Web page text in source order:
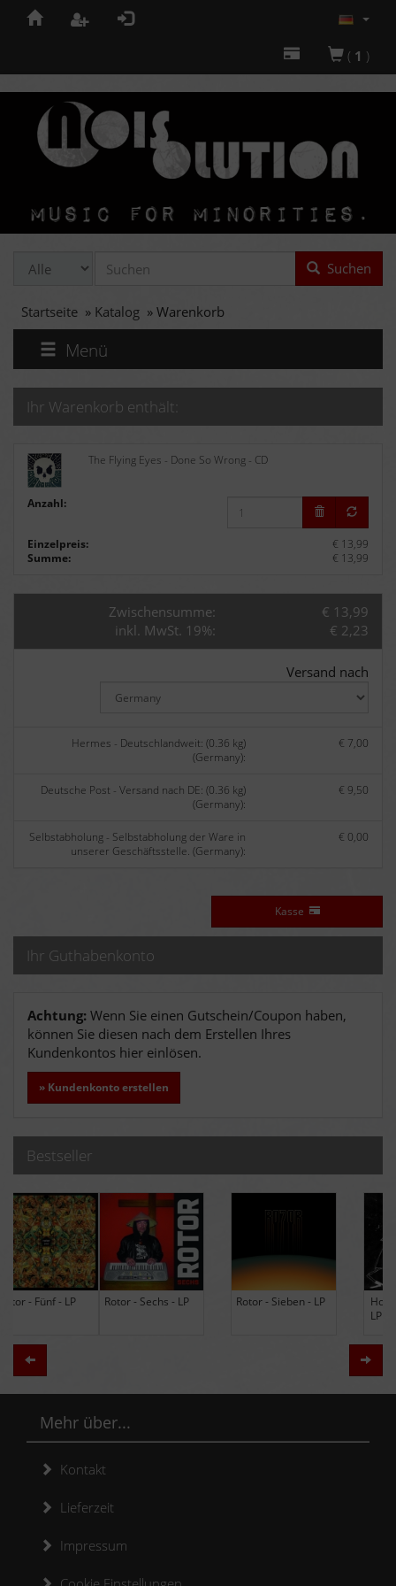
( 1 )
Suchen
Startseite » Katalog » Warenkorb
Menü
Ihr Warenkorb enthält:
The Flying Eyes - Done So Wrong - CD
Anzahl:
Einzelpreis:
€ 13,99
Summe:
€ 13,99
Zwischensumme:
€ 13,99
inkl. MwSt. 19%:
€ 2,23
Versand nach
Hermes - Deutschlandweit: (0.36 kg)
(Germany):
€ 7,00
Deutsche Post - Versand nach DE: (0.36 kg)
(Germany):
€ 9,50
Selbstabholung - Selbstabholung der Ware in
unserer Geschäftsstelle. (Germany):
€ 0,00
Kasse
Ihr Guthabenkonto
Achtung: Wenn Sie einen Gutschein/Coupon haben,
können Sie diesen nach dem Erstellen Ihres
Kundenkontos hier einlösen.
» Kundenkonto erstellen
Bestseller
Rotor - Sechs - LP Rotor - Sieben - LP
Hodja - The Band -
LP (Limited Edition
Zurück
Mehr über...
Kontakt
Lieferzeit
Impressum